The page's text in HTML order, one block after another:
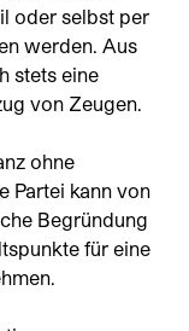
oder selbst per
werden. Aus
stets eine
von Zeugen.
ohne
Partei kann von
Begründung
für eine